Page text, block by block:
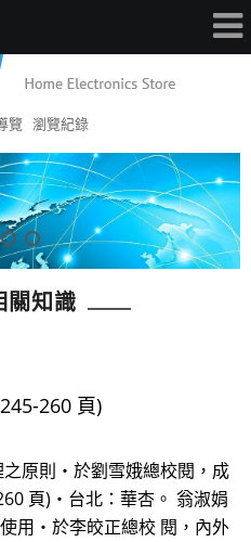
覽 瀏覽紀錄
關知識
260 頁)
原則‧於劉雪娥總校閱，成
頁)‧台北：華杏。 翁淑娟
用‧於李皎正總校 閱，內外